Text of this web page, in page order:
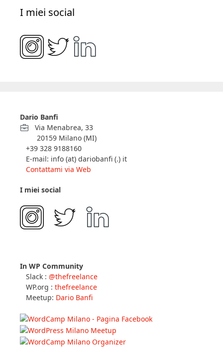
I miei social
Dario Banfi
Via Menabrea, 33
20159 Milano (MI)
+39 328 9188160
E-mail: info (at) dariobanfi (.) it
Contattami via Web
I miei social
In WP Community
Slack : @thefreelance
WP.org : thefreelance
Meetup: Dario Banfi